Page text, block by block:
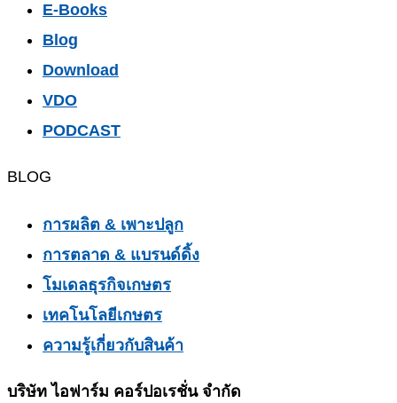
E-Books
Blog
Download
VDO
PODCAST
BLOG
การผลิต & เพาะปลูก
การตลาด & แบรนด์ดิ้ง
โมเดลธุรกิจเกษตร
เทคโนโลยีเกษตร
ความรู้เกี่ยวกับสินค้า
บริษัท ไอฟาร์ม คอร์ปอเรชั่น จำกัด